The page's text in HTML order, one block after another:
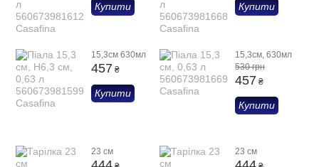
Купити Купити
15,3см 630мл
457 ₴
Купити
15,3см, 630мл
530 грн
457 ₴
Купити
23 см 23 см